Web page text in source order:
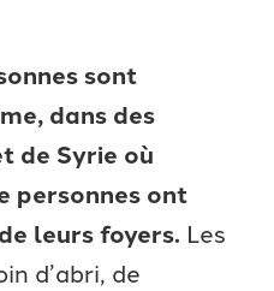
sont
dans des
de Syrie où
personnes ont
leurs foyers. Les
d’abri, de